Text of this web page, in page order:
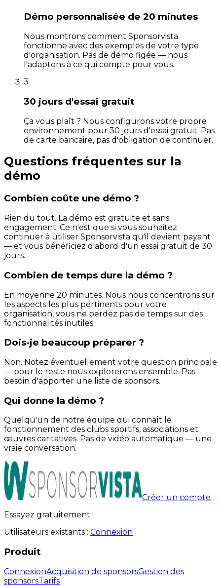
Démo personnalisée de 20 minutes
Nous montrons comment Sponsorvista
fonctionne avec des exemples de votre type
d'organisation. Pas de démo figée — nous
l'adaptons à ce qui compte pour vous.
3
30 jours d'essai gratuit
Ça vous plaît ? Nous configurons votre propre
environnement pour 30 jours d'essai gratuit. Pas
de carte bancaire, pas d'obligation de continuer.
Questions fréquentes sur la
démo
Combien coûte une démo ?
Rien du tout. La démo est gratuite et sans
engagement. Ce n'est que si vous souhaitez
continuer à utiliser Sponsorvista qu'il devient payant
— et vous bénéficiez d'abord d'un essai gratuit de 30
jours.
Combien de temps dure la démo ?
En moyenne 20 minutes. Nous nous concentrons sur
les aspects les plus pertinents pour votre
organisation, vous ne perdez pas de temps sur des
fonctionnalités inutiles.
Dois-je beaucoup préparer ?
Non. Notez éventuellement votre question principale
— pour le reste nous explorerons ensemble. Pas
besoin d'apporter une liste de sponsors.
Qui donne la démo ?
Quelqu'un de notre équipe qui connaît le
fonctionnement des clubs sportifs, associations et
œuvres caritatives. Pas de vidéo automatique — une
vraie conversation.
Créer un compte
Essayez gratuitement !
Utilisateurs existants : Connexion
Produit
ConnexionAcquisition de sponsorsGestion des
sponsorsTarifs